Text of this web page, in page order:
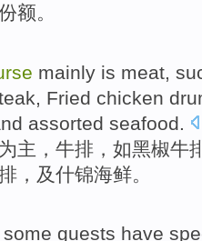
额。
mainly is meat
, Fried chicken
assorted seafood
主， 牛排 ， 如黑椒牛
， 及什锦海鲜。
some guests have